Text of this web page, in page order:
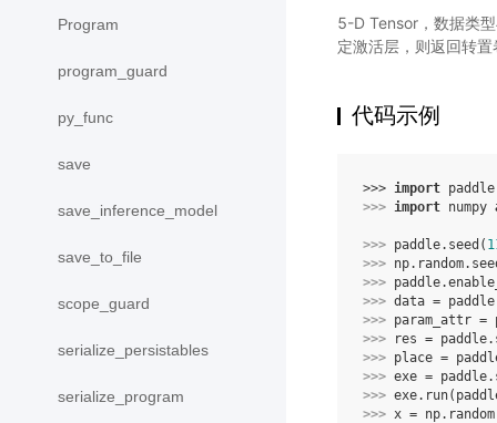
Program
program_guard
py_func
save
save_inference_model
save_to_file
scope_guard
serialize_persistables
serialize_program
5-D Tensor，数据类
定激活层，则返回转
代码示例
>>> import paddle
>>> import numpy
>>> paddle. seed (
>>> np. random.
>>> paddle.
>>> data = paddle
>>> param_attr =
>>>
res = paddle.
>>> place =
>>> exe = paddle.
>>> exe. run(
>>> x = np. random